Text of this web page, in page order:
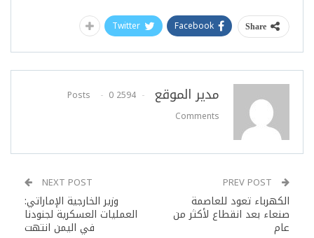
Share
Facebook
Twitter
مدير الموقع 2594 Posts
0
Comments
الكهرباء تعود للعاصمة
صنعاء بعد انقطاع لأكثر من
عام
NEXT POST
وزير الخارجية الإماراتي:
العمليات العسكرية لجنودنا
في اليمن انتهت